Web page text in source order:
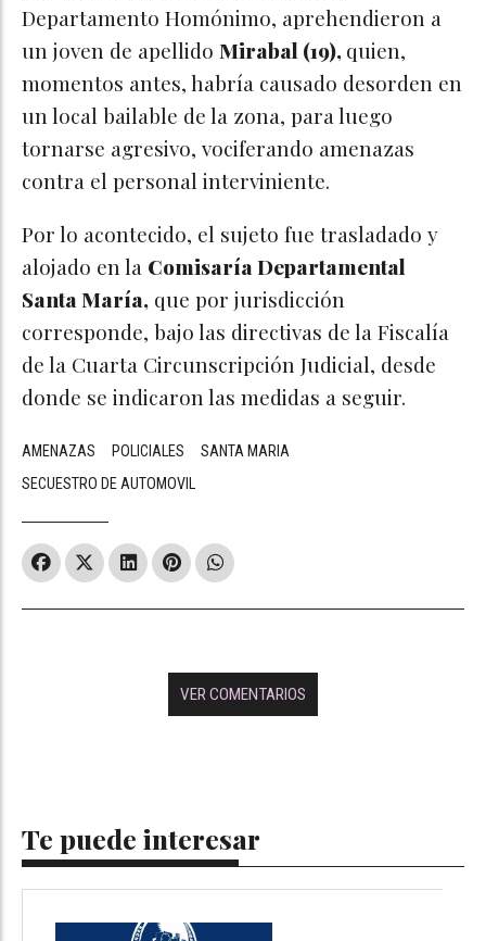
Departamento Homónimo, aprehendieron a
un joven de apellido Mirabal (19), quien,
momentos antes, habría causado desorden en
un local bailable de la zona, para luego
tornarse agresivo, vociferando amenazas
contra el personal interviniente.
Por lo acontecido, el sujeto fue trasladado y
alojado en la Comisaría Departamental
Santa María, que por jurisdicción
corresponde, bajo las directivas de la Fiscalía
de la Cuarta Circunscripción Judicial, desde
donde se indicaron las medidas a seguir.
AMENAZAS POLICIALES
SANTA MARIA
SECUESTRO DE AUTOMOVIL
VER COMENTARIOS
Te puede interesar